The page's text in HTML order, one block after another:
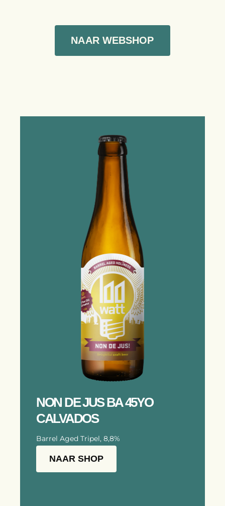
NAAR WEBSHOP
NON DE JUS BA 45YO
CALVADOS
Barrel Aged Tripel, 8,8%
NAAR SHOP